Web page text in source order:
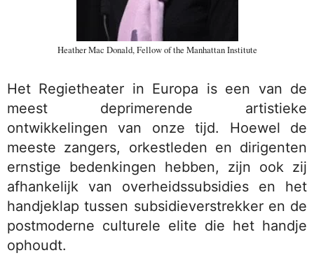
Heather Mac Donald, Fellow of the Manhattan Institute
Het Regietheater in Europa is een van de
meest deprimerende artistieke
ontwikkelingen van onze tijd. Hoewel de
meeste zangers, orkestleden en dirigenten
ernstige bedenkingen hebben, zijn ook zij
afhankelijk van overheidssubsidies en het
handjeklap tussen subsidieverstrekker en de
postmoderne culturele elite die het handje
ophoudt.